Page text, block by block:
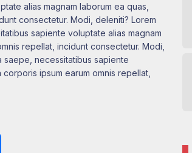
alias magnam laborum ea quas,
consectetur. Modi, deleniti? Lorem
sapiente voluptate alias magnam
repellat, incidunt consectetur. Modi,
saepe, necessitatibus sapiente
ipsum earum omnis repellat,